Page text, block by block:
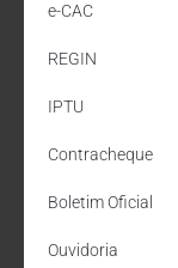
e-CAC
REGIN
IPTU
Contracheque
Boletim Oficial
Ouvidoria